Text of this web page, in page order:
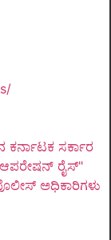
ಕರ್ನಾಟಕ ಸರ್ಕಾರ
ರೈಸ್"
ಅಧಿಕಾರಿಗಳು